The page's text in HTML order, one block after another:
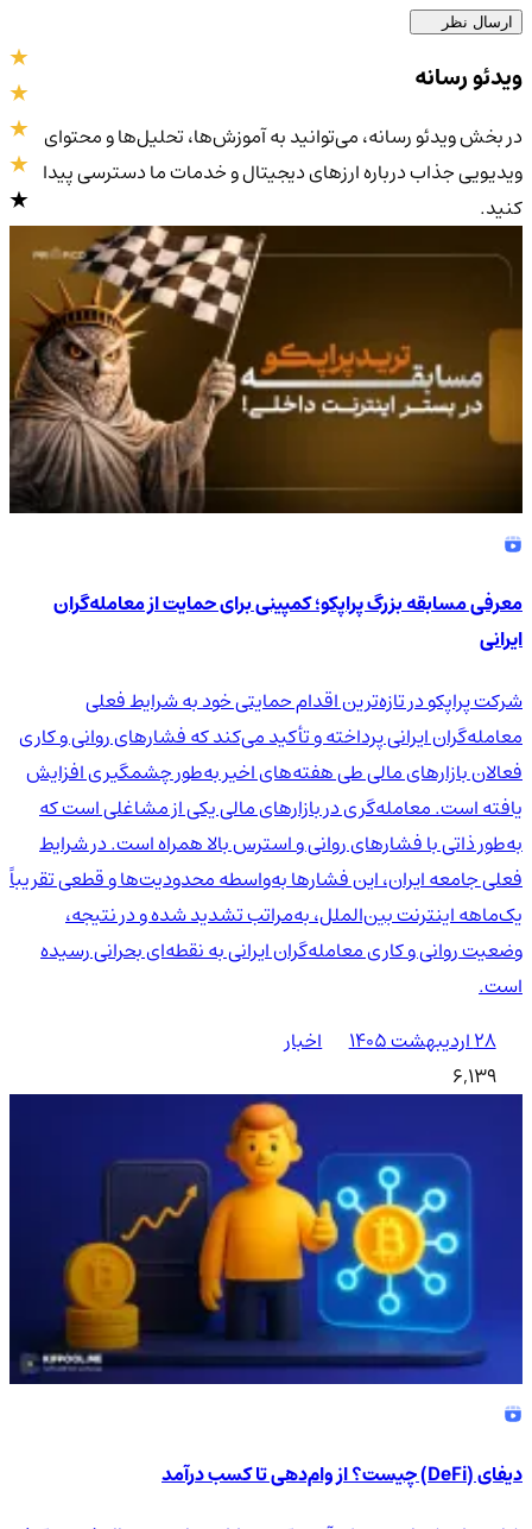
ارسال نظر
4.9/5
ویدئو رسانه
در بخش ویدئو رسانه، می‌توانید به آموزش‌ها، تحلیل‌ها و محتوای
ویدیویی جذاب درباره ارزهای دیجیتال و خدمات ما دسترسی پیدا
کنید.
معرفی مسابقه بزرگ پراپکو؛ کمپینی برای حمایت از معامله‌گران
ایرانی
شرکت پراپکو در تازه‌ترین اقدام حمایتی خود به شرایط فعلی
معامله‌گران ایرانی پرداخته و تأکید می‌کند که فشارهای روانی و کاری
فعالان بازارهای مالی طی هفته‌های اخیر به‌طور چشمگیری افزایش
یافته است. معامله‌گری در بازارهای مالی یکی از مشاغلی است که
به‌طور ذاتی با فشارهای روانی و استرس بالا همراه است. در شرایط
فعلی جامعه ایران، این فشارها به‌واسطه محدودیت‌ها و قطعی تقریباً
یک‌ماهه اینترنت بین‌الملل، به‌مراتب تشدید شده و در نتیجه،
وضعیت روانی و کاری معامله‌گران ایرانی به نقطه‌ای بحرانی رسیده
است.
۲۸ اردیبهشت ۱۴۰۵
اخبار
6,139
دیفای (DeFi) چیست؟ از وام‌دهی تا کسب درآمد